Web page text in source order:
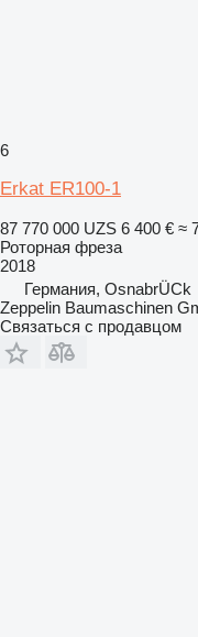
6
Erkat ER100-1
87 770 000 UZS 6 400 € ≈
Роторная фреза
2018
Германия, OsnabrÜCk
Zeppelin Baumaschinen
Связаться с продавцом